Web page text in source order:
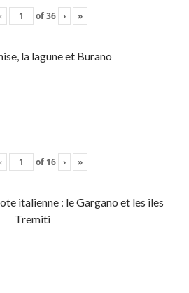
‹ of36 › »
la lagune et Burano
‹ of 16 › »
italienne : le Gargano et les iles
Tremiti